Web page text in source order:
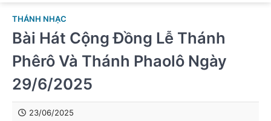
THÁNH NHẠC
Bài Hát Cộng Đồng Lễ Thánh
Phêrô Và Thánh Phaolô Ngày
29/6/2025
23/06/2025